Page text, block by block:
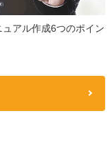
ュアル作成6つのポイン